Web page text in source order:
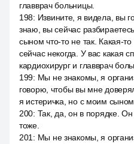
главврач больницы.
198: Извините, я видела, вы
знаю, вы сейчас
сыном что-то не так. Какая-
сейчас некогда. У вас какая
кардиохирург и главврач
199: Мы не знакомы, я
говорю, чтобы вы мне
я истеричка, но с моим
200: Так, да, он в порядке.
тоже.
201 : Мы не знакомы, я